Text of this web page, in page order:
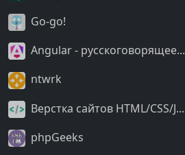
Go-go!
Angular - русскоговорящее...
ntwrk
Верстка сайтов HTML/CSS/J...
phpGeeks